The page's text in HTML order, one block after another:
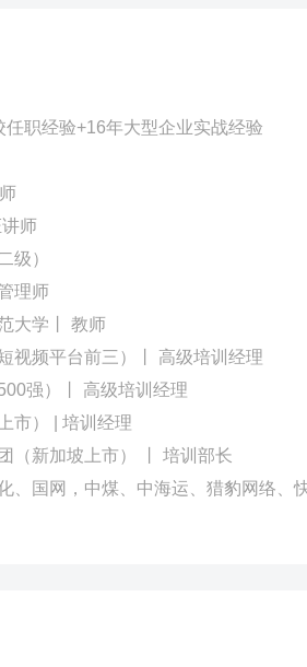
职经验+16年大型企业实战经验
师
级）
理师
大学丨 教师
视频平台前三）丨 高级培训经理
强）丨 高级培训经理
市） | 培训经理
（新加坡上市） 丨 培训部长
国网，中煤、中海运、猎豹网络、